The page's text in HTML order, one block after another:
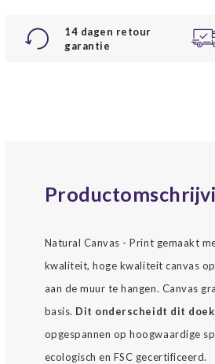
14 dagen retour
garantie
Natural Canvas - Print gemaakt
kwaliteit, hoge kwaliteit canvas
aan de muur te hangen. Canvas
basis. Dit onderscheidt dit doek
opgespannen op hoogwaardige
ecologisch en FSC gecertificeerd.